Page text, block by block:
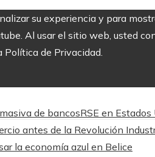
su experiencia y para
Al usar el sitio web, usted
Política de Privacidad.
de bancosRSE en
antes de la Revolución
la economía azul en Belice